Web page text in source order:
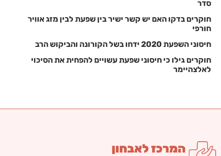
סדר
חוקרים בדקו האם יש קשר ישיר בין שפעת לבין מזג אוויר
חורפי
חיסוני השפעת 2020 ידחו בשל הקורונה והביקוש הרב
חוקרים גילו כי חיסוני שפעת עשויים להפחית את הסיכוי
לאלצהיימר